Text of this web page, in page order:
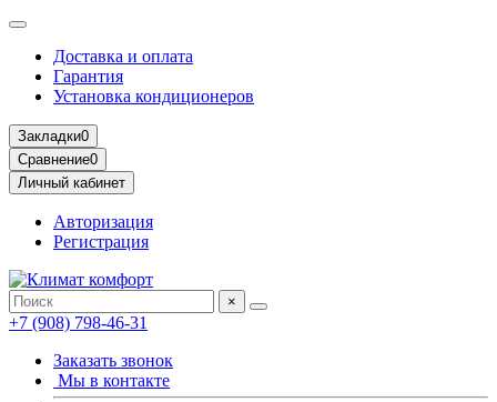
Доставка и оплата
Гарантия
Установка кондиционеров
Закладки0
Сравнение0
Личный кабинет
Авторизация
Регистрация
×
+7 (908) 798-46-31
Заказать звонок
Мы в контакте